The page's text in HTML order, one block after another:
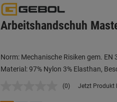
Arbeitshandschuh
Norm: Mechanische Risiken gem.
Material: 97% Nylon 3% Elasthan,
Kein
(0) Jetzt Produkt